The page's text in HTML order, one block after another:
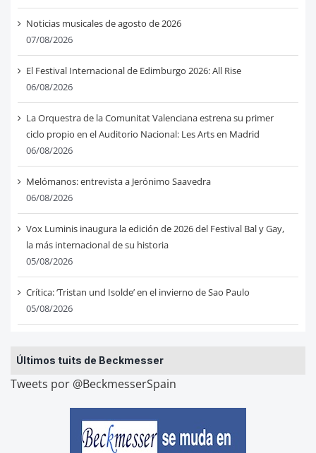
Noticias musicales de agosto de 2026
07/08/2026
El Festival Internacional de Edimburgo 2026: All Rise
06/08/2026
La Orquestra de la Comunitat Valenciana estrena su primer
ciclo propio en el Auditorio Nacional: Les Arts en Madrid
06/08/2026
Melómanos: entrevista a Jerónimo Saavedra
06/08/2026
Vox Luminis inaugura la edición de 2026 del Festival Bal y Gay,
la más internacional de su historia
05/08/2026
Crítica: ‘Tristan und Isolde’ en el invierno de Sao Paulo
05/08/2026
Últimos tuits de Beckmesser
Tweets por @BeckmesserSpain